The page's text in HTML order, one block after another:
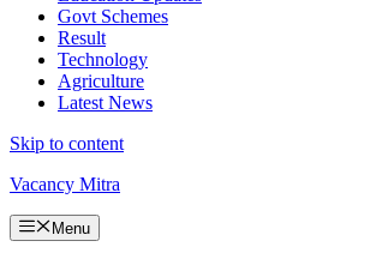
Govt Schemes
Result
Technology
Agriculture
Latest News
Skip to content
Vacancy Mitra
Menu